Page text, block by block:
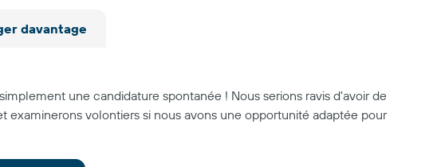
davantage
une candidature spontanée ! Nous serions ravis d'avoir de
examinerons volontiers si nous avons une opportunité adaptée pour